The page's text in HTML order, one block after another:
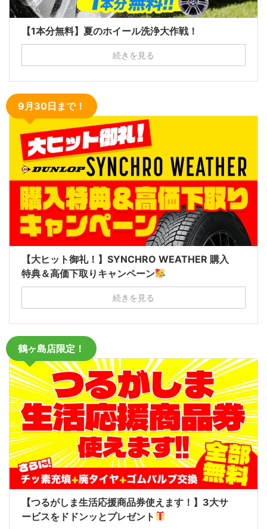
【1本分無料】夏のホイール洗浄大作戦！
続きを見る
9月30日まで！
【大ヒット御礼！】SYNCHRO WEATHER 購入
特典＆高価下取りキャンペーン
続きを見る
鶴ヶ島店限定！
【つるがしま生活応援商品券使えます！】3大サ
ービスをドドンッとプレゼント